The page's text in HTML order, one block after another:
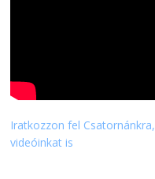
Iratkozzon fel
videóinkat is